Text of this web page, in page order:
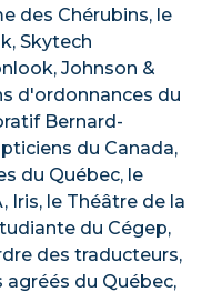
des Chérubins, le
Skytech
Johnson &
d'ordonnances du
Bernard-
du Canada,
du Québec, le
Iris, le Théâtre de la
du Cégep,
des traducteurs,
du Québec,